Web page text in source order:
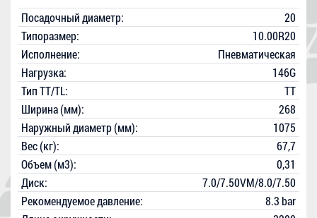
Посадочный диаметр:
20
Типоразмер:
10.00R20
Исполнение:
Пневматическая
Нагрузка:
146G
Тип TT/TL:
TT
Ширина (мм):
268
Наружный диаметр (мм):
1075
Вес (кг):
67,7
Объем (м3):
0,31
Диск:
7.0/7.50VM/8.0/7.50
Рекомендуемое давление:
8.3 bar